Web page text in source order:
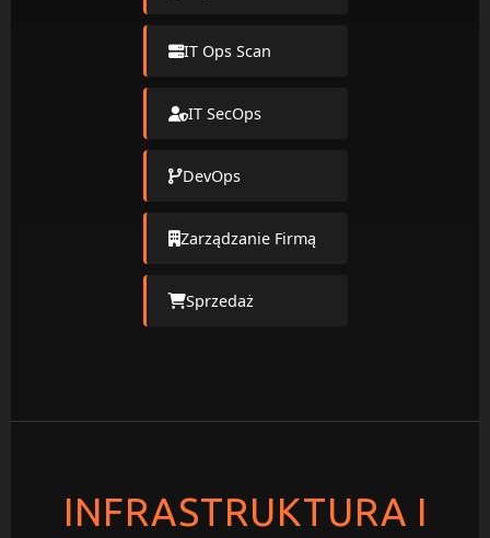
IT Ops Scan
IT SecOps
DevOps
Zarządzanie Firmą
Sprzedaż
INFRASTRUKTURA I